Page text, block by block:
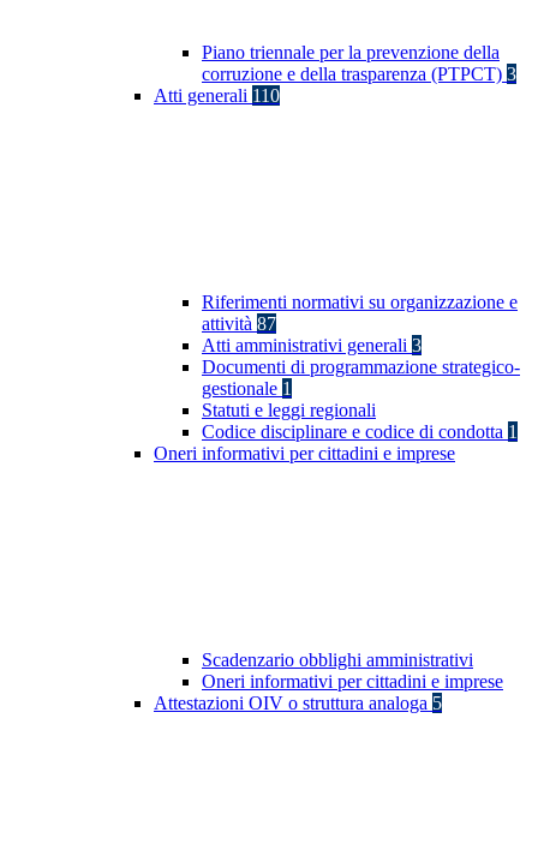
Piano triennale per la prevenzione della
corruzione e della trasparenza (PTPCT) 3
Atti generali 110
Riferimenti normativi su organizzazione e
attività 87
Atti amministrativi generali 3
Documenti di programmazione strategico-
gestionale 1
Statuti e leggi regionali
Codice disciplinare e codice di condotta 1
Oneri informativi per cittadini e imprese
Scadenzario obblighi amministrativi
Oneri informativi per cittadini e imprese
Attestazioni OIV o struttura analoga 5